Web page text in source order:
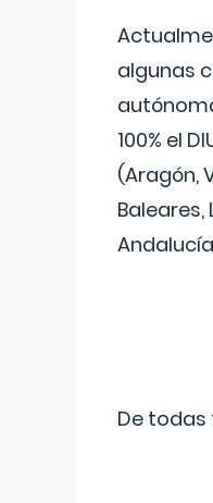
algunas
100% el
(Aragón,
Baleares,
De